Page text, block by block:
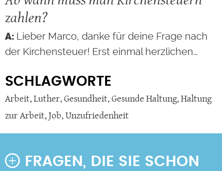
zahlen?
Lieber Marco, danke für deine Frage nach
der Kirchensteuer! Erst einmal herzlichen…
SCHLAGWORTE
Arbeit,Luther,Gesundheit,Gesunde Haltung,Haltung
zur Arbeit,Job,Unzufriedenheit
FRAGEN, DIE SIE SCHON